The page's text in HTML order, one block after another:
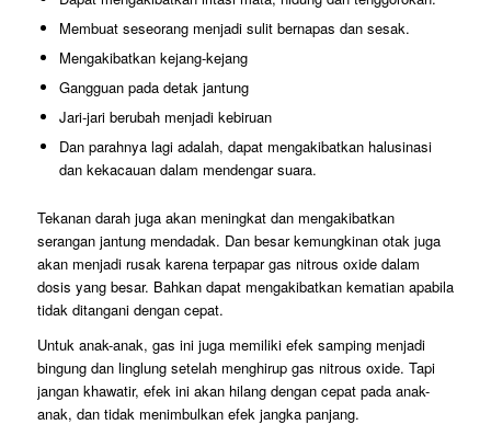
Membuat seseorang menjadi sulit bernapas dan sesak.
Mengakibatkan kejang-kejang
Gangguan pada detak jantung
Jari-jari berubah menjadi kebiruan
Dan parahnya lagi adalah, dapat mengakibatkan halusinasi
dan kekacauan dalam mendengar suara.
Tekanan darah juga akan meningkat dan mengakibatkan
serangan jantung mendadak. Dan besar kemungkinan otak juga
akan menjadi rusak karena terpapar gas nitrous oxide dalam
dosis yang besar. Bahkan dapat mengakibatkan kematian apabila
tidak ditangani dengan cepat.
Untuk anak-anak, gas ini juga memiliki efek samping menjadi
bingung dan linglung setelah menghirup gas nitrous oxide. Tapi
jangan khawatir, efek ini akan hilang dengan cepat pada anak-
anak, dan tidak menimbulkan efek jangka panjang.